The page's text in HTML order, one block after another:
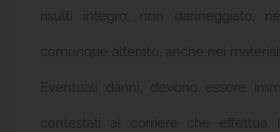
risulti integro, non danneggiato,
comunque alterato, anche nei
Eventuali danni, devono essere
contestati al corriere che effettua